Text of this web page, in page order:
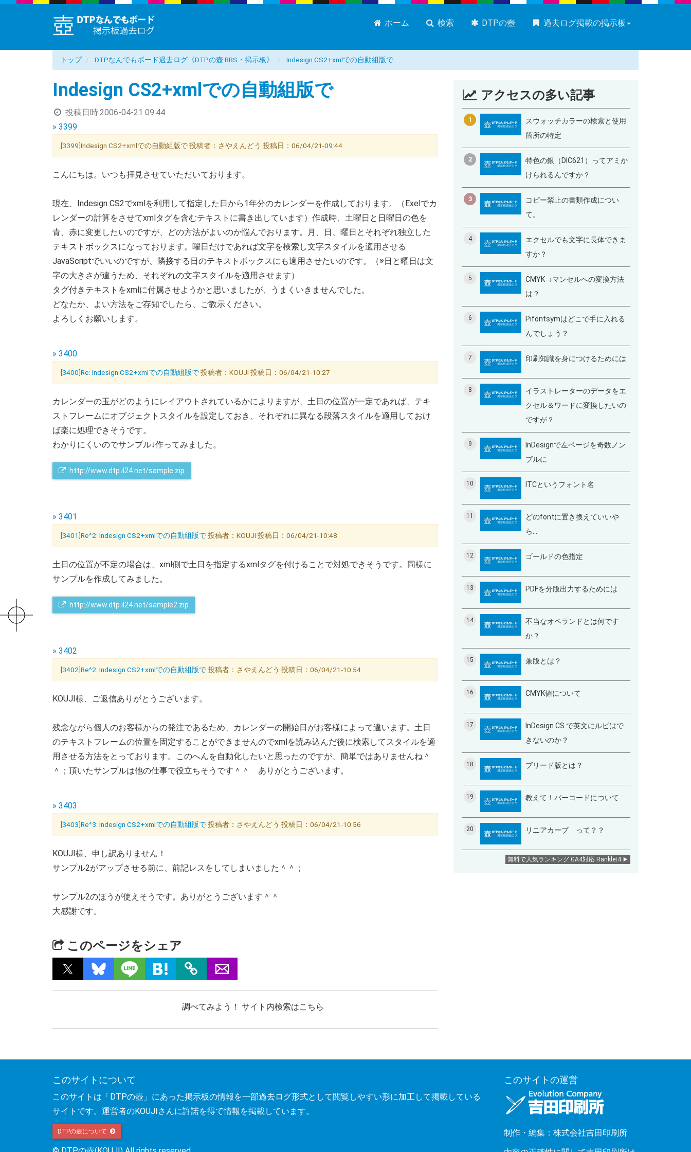
ホーム 検索 DTPの壺 過去ログ掲載の掲示板
トップ DTPなんでもボード過去ログ《DTPの壺 BBS・掲示板》 Indesign CS2+xmlでの自動組版で
Indesign CS2+xmlでの自動組版で
投稿日時:2006-04-21 09:44
» 3399
[3399]Indesign CS2+xmlでの自動組版で 投稿者：さやえんどう 投稿日：06/04/21-09:44
こんにちは。いつも拝見させていただいております。
現在、Indesign CS2でxmlを利用して指定した日から1年分のカレンダーを作成しております。（Exelでカ
レンダーの計算をさせてxmlタグを含むテキストに書き出しています）作成時、土曜日と日曜日の色を
青、赤に変更したいのですが、どの方法がよいのか悩んでおります。月、日、曜日とそれぞれ独立した
テキストボックスになっております。曜日だけであれば文字を検索し文字スタイルを適用させる
JavaScriptでいいのですが、隣接する日のテキストボックスにも適用させたいのです。（※日と曜日は文
字の大きさが違うため、それぞれの文字スタイルを適用させます）
タグ付きテキストをxmlに付属させようかと思いましたが、うまくいきませんでした。
どなたか、よい方法をご存知でしたら、ご教示ください。
よろしくお願いします。
» 3400
[3400]Re: Indesign CS2+xmlでの自動組版で投稿者：KOUJI 投稿日：06/04/21-10:27
カレンダーの玉がどのようにレイアウトされているかによりますが、土日の位置が一定であれば、テキ
ストフレームにオブジェクトスタイルを設定しておき、それぞれに異なる段落スタイルを適用しておけ
ば楽に処理できそうです。
わかりにくいのでサンプル↓作ってみました。
http://www.dtp.il24.net/sample.zip
» 3401
[3401]Re^2: Indesign CS2+xmlでの自動組版で投稿者：KOUJI 投稿日：06/04/21-10:48
土日の位置が不定の場合は、xml側で土日を指定するxmlタグを付けることで対処できそうです。同様に
サンプルを作成してみました。
http://www.dtp.il24.net/sample2.zip
» 3402
[3402]Re^2: Indesign CS2+xmlでの自動組版で投稿者：さやえんどう 投稿日：06/04/21-10:54
KOUJI様、ご返信ありがとうございます。
残念ながら個人のお客様からの発注であるため、カレンダーの開始日がお客様によって違います。土日
のテキストフレームの位置を固定することができませんのでxmlを読み込んだ後に検索してスタイルを適
用させる方法をとっております。このへんを自動化したいと思ったのですが、簡単ではありませんね＾
＾；頂いたサンプルは他の仕事で役立ちそうです＾＾ ありがとうございます。
» 3403
[3403]Re^3: Indesign CS2+xmlでの自動組版で投稿者：さやえんどう 投稿日：06/04/21-10:56
KOUJI様、申し訳ありません！
サンプル2がアップさせる前に、前記レスをしてしまいました＾＾；
サンプル2のほうが使えそうです。ありがとうございます＾＾
大感謝です。
このページをシェア
調べてみよう！ サイト内検索はこちら
アクセスの多い記事
1
スウォッチカラーの検索と使用
箇所の特定
2
特色の銀（DIC621）ってアミか
けられるんですか？
3
コピー禁止の書類作成につい
て。
4
エクセルでも文字に長体できま
すか？
5
CMYK→マンセルへの変換方法
は？
6
Pifontsymはどこで手に入れる
んでしょう？
7 印刷知識を身につけるためには
8
イラストレーターのデータをエ
クセル＆ワードに変換したいの
ですが？
9
InDesignで左ページを奇数ノン
ブルに
10 ITCというフォント名
11
どのfontに置き換えていいや
ら…
12 ゴールドの色指定
13 PDFを分版出力するためには
14
不当なオペランドとは何です
か？
15 兼版とは？
16 CMYK値について
17
InDesign CS で英文にルビはで
きないのか？
18 ブリード版とは？
19 教えて！バーコードについて
20 リニアカーブ って？？
無料で人気ランキング GA4対応 Ranklet4
このサイトについて
このサイトは「DTPの壺」にあった掲示板の情報を一部過去ログ形式として閲覧しやすい形に加工して掲載している
サイトです。運営者のKOUJIさんに許諾を得て情報を掲載しています。
DTPの壺について
このサイトの運営
制作・編集：株式会社吉田印刷所